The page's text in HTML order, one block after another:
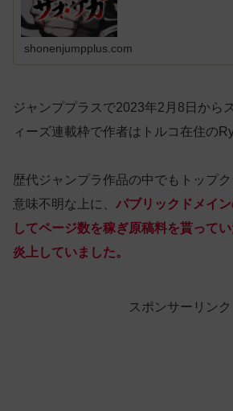
shonenjumpplus.com
ジャンププラスで2023年2月8日から
ィーズ連載枠で作者はトルコ在住の
歴代ジャンプラ作品の中でもトップ
意味不明な上に、 パブリックドメイ
してページ数を稼ぎ原稿料を貰って
炎上していました。
スポンサーリンク